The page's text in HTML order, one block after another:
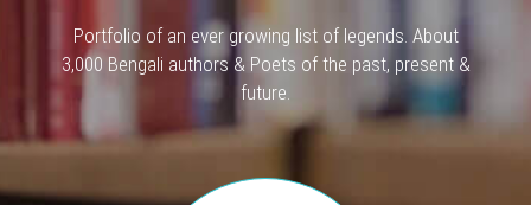
Portfolio of an ever growing list of legends. About
3,000 Bengali authors & Poets of the past, present &
future.